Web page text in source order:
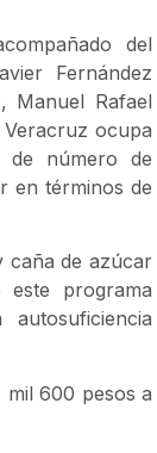
del
Fernández
Manuel Rafael
ocupa
de número de
en términos de
caña de azúcar
programa
mil 600 pesos a